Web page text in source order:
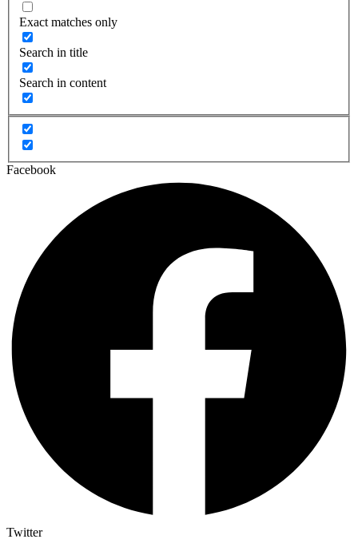
Exact matches only
Search in title
Search in content
Facebook
Twitter